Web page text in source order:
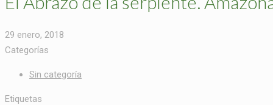
29 enero, 2018
Categorías
Sin categoría
Etiquetas